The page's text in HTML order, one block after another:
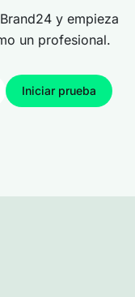
y empieza
un profesional.
Iniciar prueba